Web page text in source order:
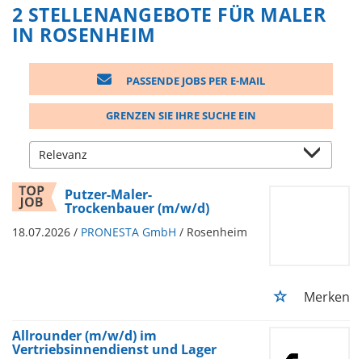
2 STELLENANGEBOTE FÜR MALER
IN ROSENHEIM
PASSENDE JOBS PER E-MAIL
GRENZEN SIE IHRE SUCHE EIN
Putzer-Maler-
Trockenbauer (m/w/d)
18.07.2026 / PRONESTA GmbH / Rosenheim
Merken
Allrounder (m/w/d) im
Vertriebsinnendienst und Lager